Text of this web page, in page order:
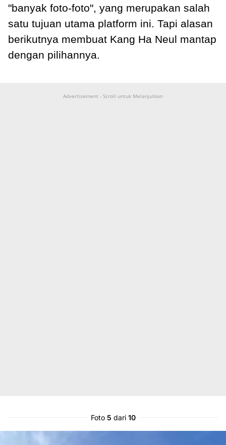
"banyak foto-foto", yang merupakan salah
satu tujuan utama platform ini. Tapi alasan
berikutnya membuat Kang Ha Neul mantap
dengan pilihannya.
Advertisement - Scroll untuk Melanjutkan
Foto 5 dari 10